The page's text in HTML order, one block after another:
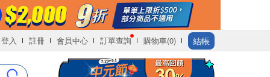
登入 註冊 會員中心 訂單查詢 購物車(0) 結帳